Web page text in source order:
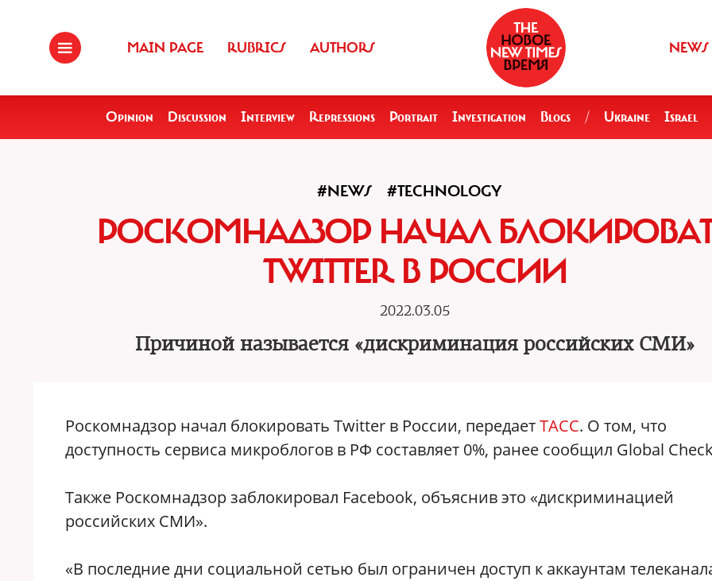
MAIN PAGE RUBRICS AUTHORS NEWS
Opinion Discussion Interview Repressions Portrait Investigation Blogs / Ukraine Israel
#NEWS #TECHNOLOGY
РОСКОМНАДЗОР НАЧАЛ
TWITTER В РОССИИ
2022.03.05
Причиной называется «дискриминация российских СМИ»
Роскомнадзор начал блокировать Twitter в России, передаетТАСС. О том, что
доступность сервиса микроблогов в РФ составляет 0%, ранее сообщил Global
Также Роскомнадзор заблокировал Facebook, объяснив это «дискриминацией
российских СМИ».
«В последние дни социальной сетью был ограничен доступ к аккаунтам